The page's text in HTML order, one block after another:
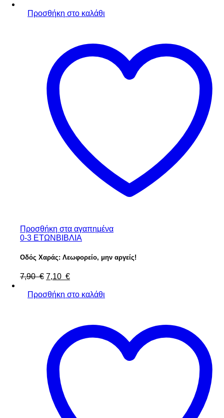
was:
τιμή
Προσθήκη στο καλάθι
Προσθήκη στα αγαπημένα
0-3 ΕΤΩΝ ΒΙΒΛΙΑ
Οδός Χαράς: Λεωφορείο, μην αργείς!
7,90 € Original
was:
7,10 €Η
τιμή
Προσθήκη στο καλάθι